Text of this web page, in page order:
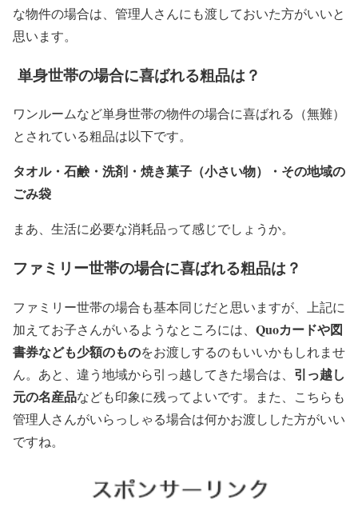
な物件の場合は、管理人さんにも渡しておいた方がいいと
思います。
単身世帯の場合に喜ばれる粗品は？
ワンルームなど単身世帯の物件の場合に喜ばれる（無難）
とされている粗品は以下です。
タオル・ 石鹸 ・ 洗剤 ・ 焼き菓子（小さい物）・その地域の
ごみ袋
まあ、生活に必要な消耗品って感じでしょうか。
ファミリー世帯の場合に喜ばれる粗品は？
ファミリー世帯の場合も基本同じだと思いますが、上記に
加えてお子さんがいるようなところには、 Quoカードや図
書券なども少額のものをお渡しするのもいいかもしれませ
ん。あと、違う地域から引っ越してきた場合は、 引っ越し
元の名産品なども印象に残ってよいです。また、こちらも
管理人さんがいらっしゃる場合は何かお渡しした方がいい
ですね。